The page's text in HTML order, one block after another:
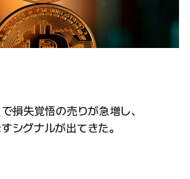
損失覚悟の売りが急増し、
シグナルが出てきた。